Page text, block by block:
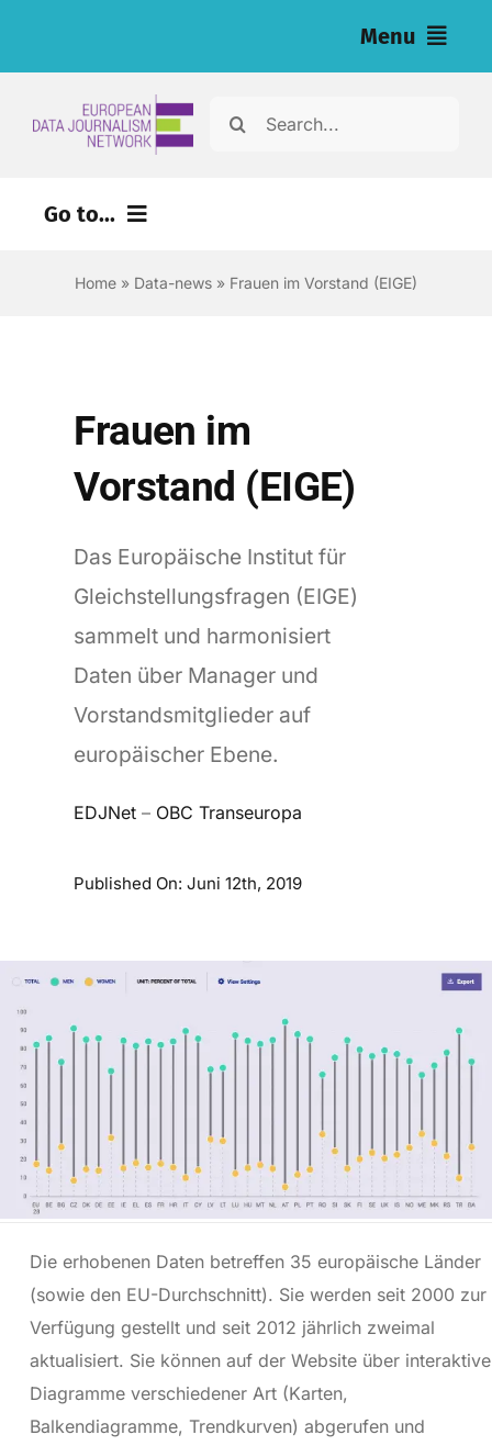
Menu
Ressourcen für Journalist:innen (eng)
Search
Go to...
Home » Data-news » Frauen im Vorstand (EIGE)
Frauen im
Vorstand (EIGE)
Das Europäische Institut für
Gleichstellungsfragen (EIGE)
sammelt und harmonisiert
Daten über Manager und
Vorstandsmitglieder auf
europäischer Ebene.
EDJNet – OBC Transeuropa
Published On: Juni 12th, 2019
Die erhobenen Daten betreffen 35 europäische Länder
(sowie den EU-Durchschnitt). Sie werden seit 2000 zur
Verfügung gestellt und seit 2012 jährlich zweimal
aktualisiert. Sie können auf der Website über interaktive
Diagramme verschiedener Art (Karten,
Balkendiagramme, Trendkurven) abgerufen und